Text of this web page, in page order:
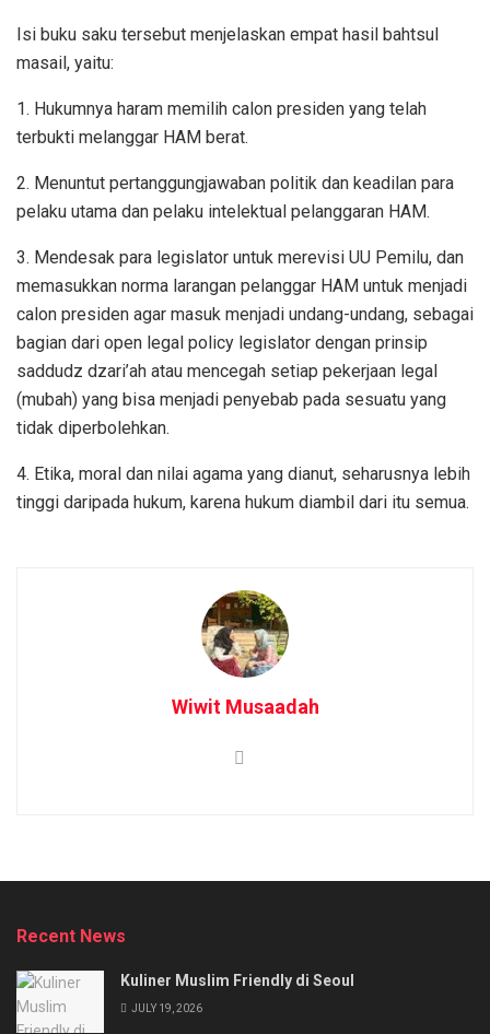
Isi buku saku tersebut menjelaskan empat hasil bahtsul
masail, yaitu:
1. Hukumnya haram memilih calon presiden yang telah
terbukti melanggar HAM berat.
2. Menuntut pertanggungjawaban politik dan keadilan para
pelaku utama dan pelaku intelektual pelanggaran HAM.
3. Mendesak para legislator untuk merevisi UU Pemilu, dan
memasukkan norma larangan pelanggar HAM untuk menjadi
calon presiden agar masuk menjadi undang-undang, sebagai
bagian dari open legal policy legislator dengan prinsip
saddudz dzari’ah atau mencegah setiap pekerjaan legal
(mubah) yang bisa menjadi penyebab pada sesuatu yang
tidak diperbolehkan.
4. Etika, moral dan nilai agama yang dianut, seharusnya lebih
tinggi daripada hukum, karena hukum diambil dari itu semua.
Wiwit Musaadah
Recent News
Kuliner Muslim Friendly di Seoul
JULY 19, 2026